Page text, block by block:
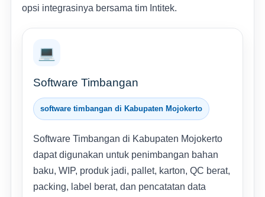
opsi integrasinya bersama tim Intitek.
💻
Software Timbangan
software timbangan di Kabupaten Mojokerto
Software Timbangan di Kabupaten Mojokerto
dapat digunakan untuk penimbangan bahan
baku, WIP, produk jadi, pallet, karton, QC berat,
packing, label berat, dan pencatatan data